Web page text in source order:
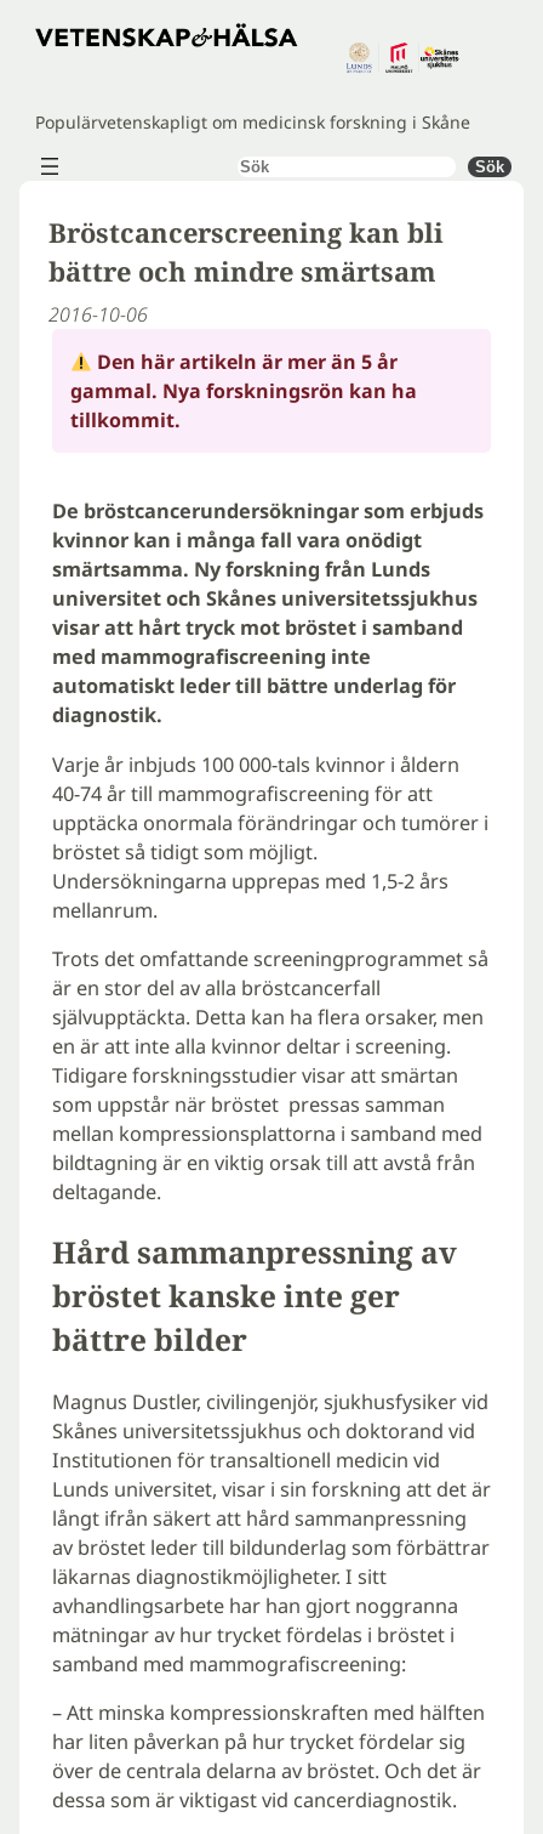
Hoppa
Populärvetenskapligt om medicinsk forskning i Skåne
Sök Sök
Bröstcancerscreening kan bli
bättre och mindre smärtsam
2016-10-06
Den här artikeln är mer än 5 år
gammal. Nya forskningsrön kan ha
tillkommit.
De bröstcancerundersökningar som erbjuds
kvinnor kan i många fall vara onödigt
smärtsamma. Ny forskning från Lunds
universitet och Skånes universitetssjukhus
visar att hårt tryck mot bröstet i samband
med mammografiscreening inte
automatiskt leder till bättre underlag för
diagnostik.
Varje år inbjuds 100 000-tals kvinnor i åldern
40-74 år till mammografiscreening för att
upptäcka onormala förändringar och tumörer i
bröstet så tidigt som möjligt.
Undersökningarna upprepas med 1,5-2 års
mellanrum.
Trots det omfattande screeningprogrammet så
är en stor del av alla bröstcancerfall
självupptäckta. Detta kan ha flera orsaker, men
en är att inte alla kvinnor deltar i screening.
Tidigare forskningsstudier visar att smärtan
som uppstår när bröstet pressas samman
mellan kompressionsplattorna i samband med
bildtagning är en viktig orsak till att avstå från
deltagande.
Hård sammanpressning av
bröstet kanske inte ger
bättre bilder
Magnus Dustler, civilingenjör, sjukhusfysiker vid
Skånes universitetssjukhus och doktorand vid
Institutionen för transaltionell medicin vid
Lunds universitet, visar i sin forskning att det är
långt ifrån säkert att hård sammanpressning
av bröstet leder till bildunderlag som förbättrar
läkarnas diagnostikmöjligheter. I sitt
avhandlingsarbete har han gjort noggranna
mätningar av hur trycket fördelas i bröstet i
samband med mammografiscreening:
– Att minska kompressionskraften med hälften
har liten påverkan på hur trycket fördelar sig
över de centrala delarna av bröstet. Och det är
dessa som är viktigast vid cancerdiagnostik.